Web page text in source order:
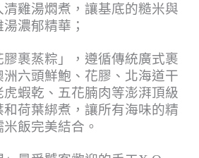
雞湯燜煮，讓基底的糙米與
濃郁精華；
裹蒸粽」，遵循傳統廣式裹
六頭鮮鮑、花膠、北海道干
虎蝦乾、五花腩肉等澎湃頂級
荷葉綁煮，讓所有海味的精
飯完美結合。